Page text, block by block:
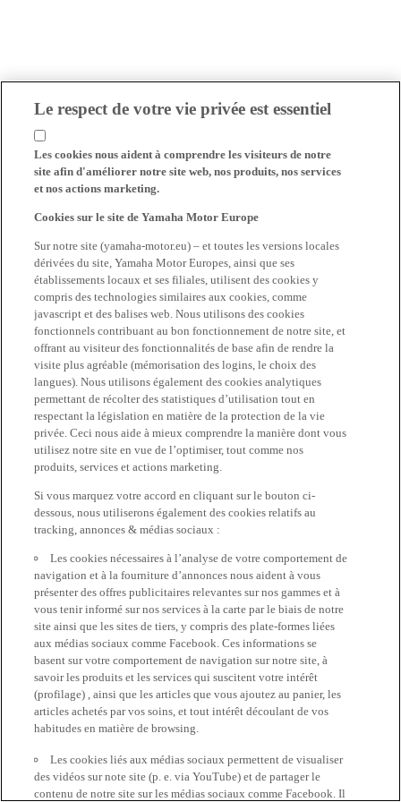
Le respect de votre vie privée est essentiel
Les cookies nous aident à comprendre les visiteurs de notre
site afin d'améliorer notre site web, nos produits, nos services
et nos actions marketing.
Cookies sur le site de Yamaha Motor Europe
Sur notre site (yamaha-motor.eu) – et toutes les versions locales
dérivées du site, Yamaha Motor Europes, ainsi que ses
établissements locaux et ses filiales, utilisent des cookies y
compris des technologies similaires aux cookies, comme
javascript et des balises web. Nous utilisons des cookies
fonctionnels contribuant au bon fonctionnement de notre site, et
offrant au visiteur des fonctionnalités de base afin de rendre la
visite plus agréable (mémorisation des logins, le choix des
langues). Nous utilisons également des cookies analytiques
permettant de récolter des statistiques d’utilisation tout en
respectant la législation en matière de la protection de la vie
privée. Ceci nous aide à mieux comprendre la manière dont vous
utilisez notre site en vue de l’optimiser, tout comme nos
produits, services et actions marketing.
Si vous marquez votre accord en cliquant sur le bouton ci-
dessous, nous utiliserons également des cookies relatifs au
tracking, annonces & médias sociaux :
Les cookies nécessaires à l’analyse de votre comportement de
navigation et à la fourniture d’annonces nous aident à vous
présenter des offres publicitaires relevantes sur nos gammes et à
vous tenir informé sur nos services à la carte par le biais de notre
site ainsi que les sites de tiers, y compris des plate-formes liées
aux médias sociaux comme Facebook. Ces informations se
basent sur votre comportement de navigation sur notre site, à
savoir les produits et les services qui suscitent votre intérêt
(profilage) , ainsi que les articles que vous ajoutez au panier, les
articles achetés par vos soins, et tout intérêt découlant de vos
habitudes en matière de browsing.
Les cookies liés aux médias sociaux permettent de visualiser
des vidéos sur note site (p. e. via YouTube) et de partager le
contenu de notre site sur les médias sociaux comme Facebook. Il